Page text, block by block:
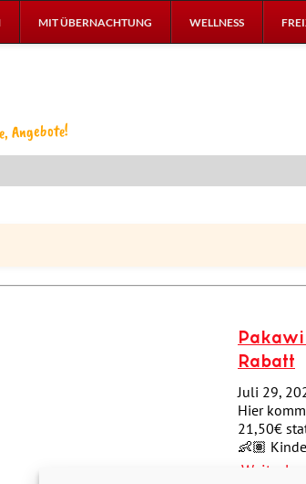
MIT ÜBERNACHTUNG WELLNESS
Angebote!
Rabatt
Juli 29,
Hier
21,50€
👶🏽